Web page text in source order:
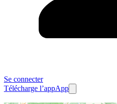
Se connecter
Télécharge l’appApp